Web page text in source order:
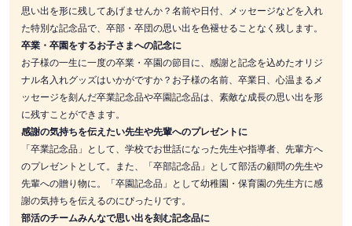
思い出を形に残してあげませんか？名前や日付、メッセージなどを入れ
た特別な記念品で、卒部・卒団の思い出を色褪せることなく残します。
卒業・卒園をするお子さまへの記念に
お子様の一生に一度の卒業・卒園の節目に、感謝と記念を込めたオリジ
ナル名入れグッズはいかがですか？お子様の名前、卒業日、心温まるメ
ッセージを刻んだ卒業記念品や卒園記念品は、素敵な成長の思い出を形
に残すことができます。
感謝の気持ちを伝えたい先生や先輩へのプレゼントに
「卒業記念品」として、学校でお世話になった先生や指導者、先輩方へ
のプレゼントとして。また、「卒部記念品」として部活の顧問の先生や
先輩への贈り物に。「卒園記念品」として幼稚園・保育園の先生方に感
謝の気持ちを伝えるのにぴったりです。
部活のチームみんなで思い出を刻む記念品に